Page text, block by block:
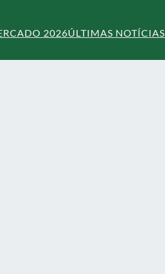
2026ÚLTIMAS NOTÍCIAS